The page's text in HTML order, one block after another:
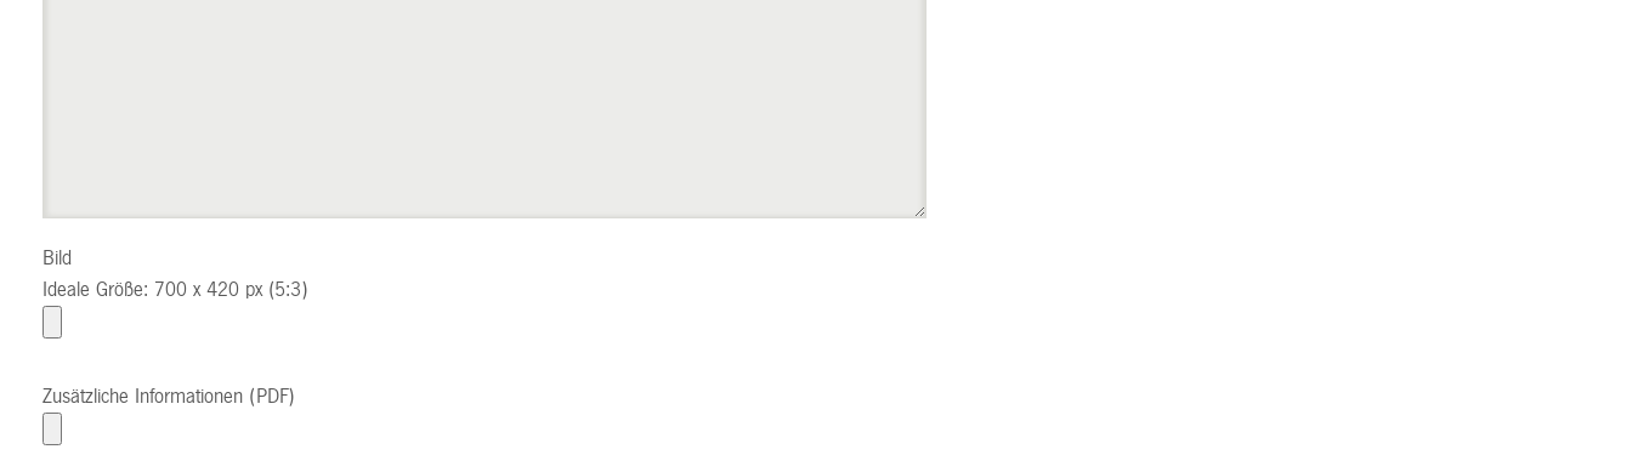
Bild
Ideale Größe: 700 x 420 px (5:3)
Zusätzliche Informationen (PDF)